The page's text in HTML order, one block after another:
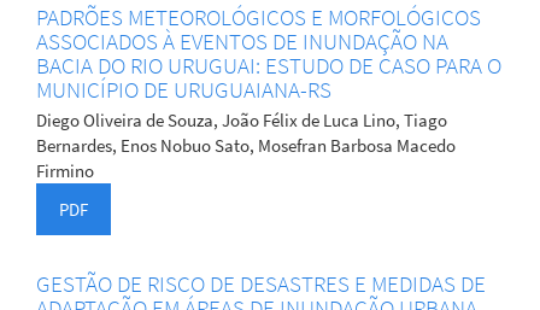
PADRÕES METEOROLÓGICOS E MORFOLÓGICOS
ASSOCIADOS À EVENTOS DE INUNDAÇÃO NA
BACIA DO RIO URUGUAI: ESTUDO DE CASO PARA O
MUNICÍPIO DE URUGUAIANA-RS
Diego Oliveira de Souza, João Félix de Luca Lino, Tiago
Bernardes, Enos Nobuo Sato, Mosefran Barbosa Macedo
Firmino
PDF
GESTÃO DE RISCO DE DESASTRES E MEDIDAS DE